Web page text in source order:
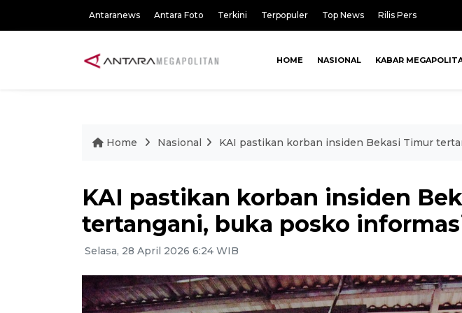
Antaranews Antara Foto Terkini Terpopuler Top News Rilis Pers
HOME NASIONAL KABAR
Home Nasional KAI pastikan korban insiden Bekasi Timur
KAI pastikan korban insiden
tertangani, buka posko
Selasa, 28 April 2026 6:24 WIB